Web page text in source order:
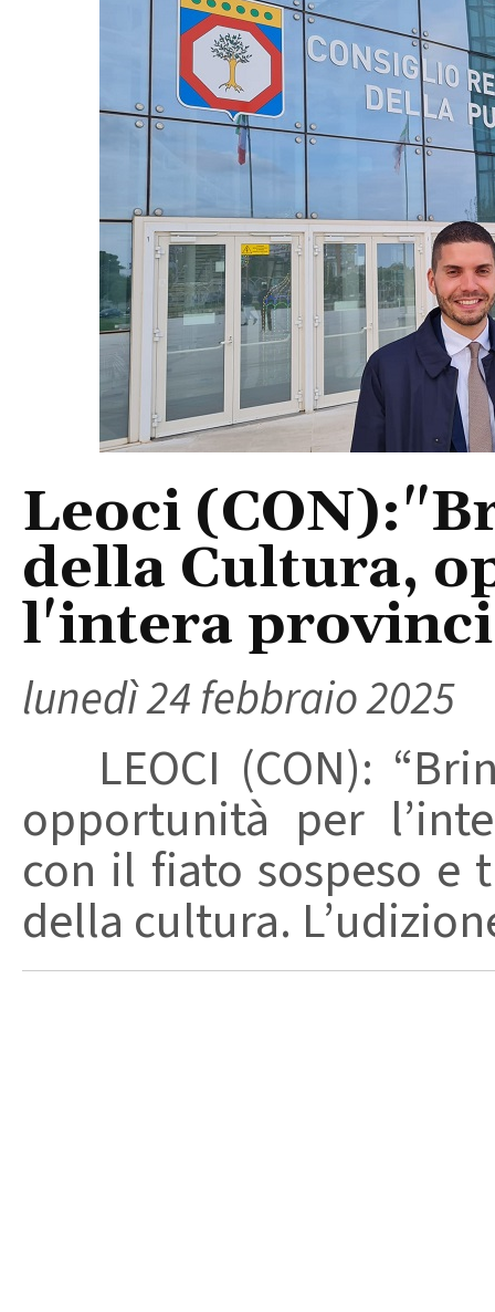
Leoci
della Cultura,
l'intera
lunedì 24 febbraio 2025
LEOCI (CON):
opportunità per
con il fiato sospeso e
della cultura.